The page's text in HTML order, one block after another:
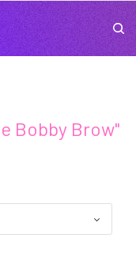
Bobby Brow"